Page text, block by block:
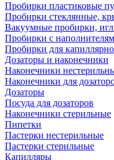
Пробирки пластиковые
Пробирки стеклянные,
Вакуумные пробирки,
Пробирки с
Пробирки для
Дозаторы и наконечники
Наконечники
Наконечники для
Дозаторы
Посуда для дозаторов
Наконечники стерильные
Пипетки
Пастерки нестерильные
Пастерки стерильные
Капилляры